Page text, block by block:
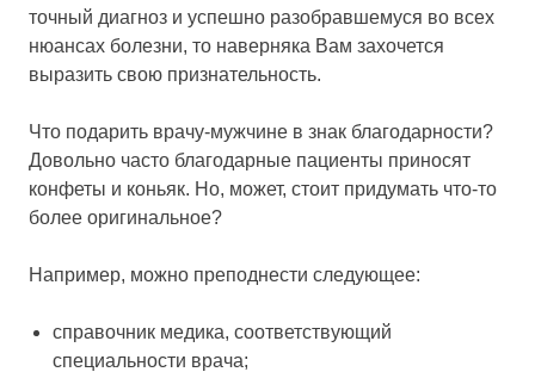
точный диагноз и успешно разобравшемуся во всех
нюансах болезни, то наверняка Вам захочется
выразить свою признательность.
Что подарить врачу-мужчине в знак благодарности?
Довольно часто благодарные пациенты приносят
конфеты и коньяк. Но, может, стоит придумать что-то
более оригинальное?
Например, можно преподнести следующее:
справочник медика, соответствующий
специальности врача;